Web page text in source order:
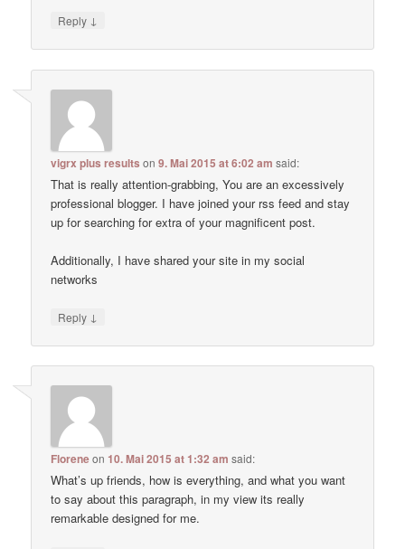
Reply ↓
vigrx plus results on9. Mai 2015 at 6:02 am said:
That is really attention-grabbing, You are an excessively
professional blogger. I have joined your rss feed and stay
up for searching for extra of your magnificent post.
Additionally, I have shared your site in my social
networks
Reply ↓
Floreneon10. Mai 2015 at 1:32 am said:
What’s up friends, how is everything, and what you want
to say about this paragraph, in my view its really
remarkable designed for me.